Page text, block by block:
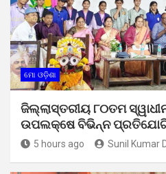
ମୋ ଓଡ଼ିଶା
ଜିଲ୍ଲାସ୍ତରୀୟ ୮୦ତମ
ଉପଲକ୍ଷେ ବିଭିନ୍ନ
5 hours ago Sunil Kumar